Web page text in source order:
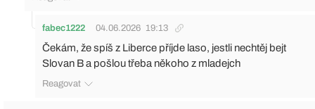
fabec1222 04.06.2026 19:13
Čekám, že spíš z Liberce příjde laso, jestli nechtěj bejt
Slovan B a pošlou třeba někoho z mladejch
Reagovat